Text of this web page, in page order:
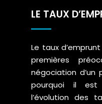
LE TAUX
Le taux
premières
négociation d’un
pourquoi il est
l’évolution des